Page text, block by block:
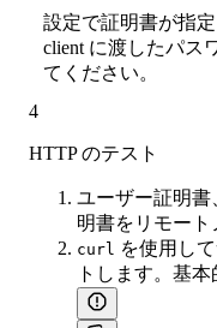
設定で証明書が指
client に渡したパス
てください。
4
HTTP のテスト
ユーザー証明書
明書をリモート
curl を使用し
トします。基